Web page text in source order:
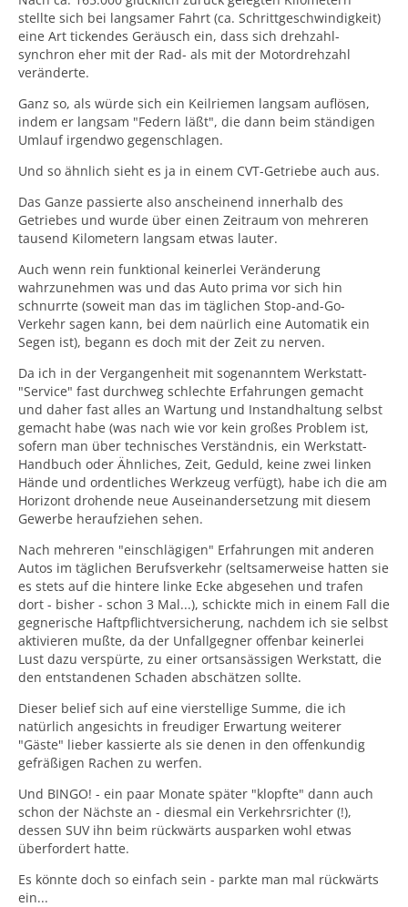
Dazu muss man wissen, dass die Kraft bzw. das vom
Motor erzeugte Drehmoment innerhalb des Getriebes in
Vorwärtsrichtung über eine durch Öldruck betätigte
Mehrscheiben-Ölbadkupplung zur
Getriebeausgangsseite übertragen wird.
Wenn nun, bedingt durch über längere Zeiträume (ca.
10-15 Minuten) andauernde hohe Belastungen die
Öltemperatur über einen bestimmten Wert ansteigt,
nicht mehr genügend Druck aufgebaut werden kann,
um die Lamellen der Kupplung ausreichend
zusammendrücken zu können.
Die Kupplung beginnt zu rutschen und verbrennt die
Beläge der Reibscheiben.
Das äußert sich dann auch durch ein singendes
Geräusch beim Fahren, welches bei hohen
Geschwindigkeiten und ev. Musik aber schnell überhört
oder aus anderen Gründen nicht beachtet wird.
Zunächst reduziert dann nach einiger Zeit das
Steuergerät deutlich die Motorleistung, aber man kann
nach Abkühlung die Fahrt ohne Probleme fortsetzen.
Auf Dauer wird durch den starken Verschleiß der
Kupplungsbeläge und ev. beteiligter Lager aber
unvermeidlich ein Getriebeschaden entstehen.
Suzuki hat zwar auch für Getriebeprobleme eine
wird diese durch das ursprünglich montierte Getriebe-
Steuergerät aber anscheinend in diesem Fall (oder aber
überhaupt) nicht angesteuert...!
Als Abhilfe bot SUZUKI befristet einen Austausch der
Ölwanne gegen eine größere (mehr Ölvolumen läßt eine
längere Belastungszeit ohne kritische Überhitzung zu)
und ein geändertes Steuergerät an - gegen erhebliche
finanzielle Beteiligung der Kunden.
Ich selbst habe das oben beschriebene Geräusch bei
längerer forcierter Autobahn-Fahrt glücklicherweise
rechtzeitig gehört, es entsprechend eingeordnet,
anscheinend richtig reagiert, das Getriebe durch
abkühlen lassen und längerfristige große Belastungen
vermieden.
Dadurch gab es bei mir keinen Ausfall, trotzdem nahm
das Getriebeöl einen leicht brenzligen Geruch an.
Inzwischen hat es mein Getriebe aber auch ereilt, nur
ist das eine längere und äußerst ärgerliche Geschichte.
Wenn die jemand hören möchte, bitte gerne bei mir
melden.
Es ist dramatisch, mindestens...
stellte sich bei langsamer Fahrt (ca. Schrittgeschwindigkeit)
eine Art tickendes Geräusch ein, dass sich drehzahl-
synchron eher mit der Rad- als mit der Motordrehzahl
veränderte.
Ganz so, als würde sich ein Keilriemen langsam auflösen,
indem er langsam "Federn läßt", die dann beim ständigen
Umlauf irgendwo gegenschlagen.
Und so ähnlich sieht es ja in einem CVT-Getriebe auch aus.
Das Ganze passierte also anscheinend innerhalb des
Getriebes und wurde über einen Zeitraum von mehreren
tausend Kilometern langsam etwas lauter.
Auch wenn rein funktional keinerlei Veränderung
wahrzunehmen was und das Auto prima vor sich hin
schnurrte (soweit man das im täglichen Stop-and-Go-
Verkehr sagen kann, bei dem naürlich eine Automatik ein
Segen ist), begann es doch mit der Zeit zu nerven.
Da ich in der Vergangenheit mit sogenanntem Werkstatt-
"Service" fast durchweg schlechte Erfahrungen gemacht
und daher fast alles an Wartung und Instandhaltung selbst
gemacht habe (was nach wie vor kein großes Problem ist,
sofern man über technisches Verständnis, ein Werkstatt-
Handbuch oder Ähnliches, Zeit, Geduld, keine zwei linken
Hände und ordentliches Werkzeug verfügt), habe ich die am
Horizont drohende neue Auseinandersetzung mit diesem
Gewerbe heraufziehen sehen.
Nach mehreren "einschlägigen" Erfahrungen mit anderen
Autos im täglichen Berufsverkehr (seltsamerweise hatten sie
es stets auf die hintere linke Ecke abgesehen und trafen
dort - bisher - schon 3 Mal...), schickte mich in einem Fall die
gegnerische Haftpflichtversicherung, nachdem ich sie selbst
aktivieren mußte, da der Unfallgegner offenbar keinerlei
Lust dazu verspürte, zu einer ortsansässigen Werkstatt, die
den entstandenen Schaden abschätzen sollte.
Dieser belief sich auf eine vierstellige Summe, die ich
natürlich angesichts in freudiger Erwartung weiterer
"Gäste" lieber kassierte als sie denen in den offenkundig
gefräßigen Rachen zu werfen.
Und BINGO! - ein paar Monate später "klopfte" dann auch
schon der Nächste an - diesmal ein Verkehrsrichter (!),
dessen SUV ihn beim rückwärts ausparken wohl etwas
überfordert hatte.
Es könnte doch so einfach sein - parkte man mal rückwärts
ein...